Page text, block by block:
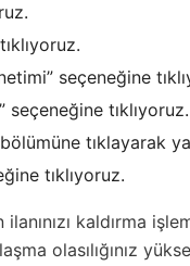
seçeneğine
seçeneğine tıklıyoruz.
bölümüne tıklayarak
tıklıyoruz.
kaldırma
olasılığınız